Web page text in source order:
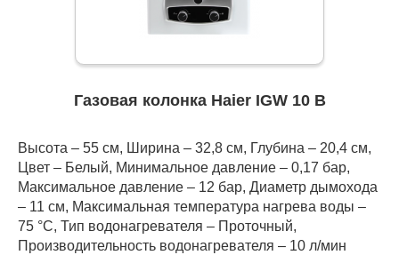
Газовая колонка Haier IGW 10 B
Высота – 55 см, Ширина – 32,8 см, Глубина – 20,4 см,
Цвет – Белый, Минимальное давление – 0,17 бар,
Максимальное давление – 12 бар, Диаметр дымохода
– 11 см, Максимальная температура нагрева воды –
75 °C, Тип водонагревателя – Проточный,
Производительность водонагревателя – 10 л/мин